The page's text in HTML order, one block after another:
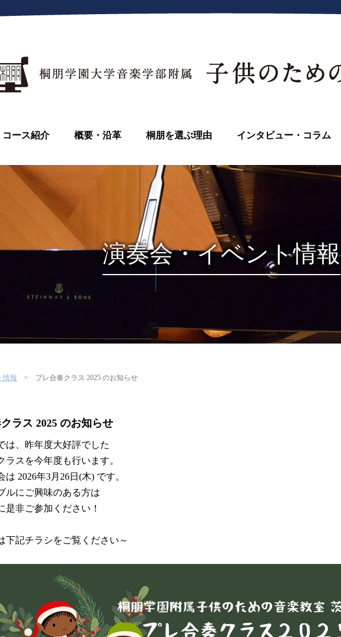
コース紹介 概要・沿革 桐朋を選ぶ理由 インタビュー・コラム
演奏会・イベント情報
情報 プレ合奏クラス 2025 のお知らせ
ラス 2025 のお知らせ
は、昨年度大好評でした
ラスを今年度も行います。
は 2026年3月26日(木) です。
ルにご興味のある方は
是非ご参加ください！
下記チラシをご覧ください～